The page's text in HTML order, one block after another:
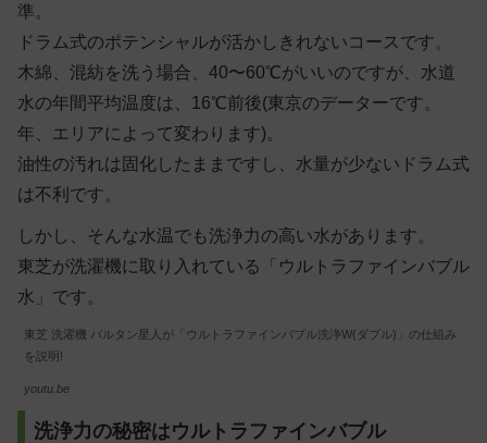
準。
ドラム式のポテンシャルが活かしきれないコースです。
木綿、混紡を洗う場合、40〜60℃がいいのですが、水道
水の年間平均温度は、16℃前後(東京のデーターです。
年、エリアによって変わります)。
油性の汚れは固化したままですし、水量が少ないドラム式
は不利です。
しかし、そんな水温でも洗浄力の高い水があります。
東芝が洗濯機に取り入れている「ウルトラファインバブル
水」です。
東芝 洗濯機 バルタン星人が「ウルトラファインバブル洗浄W(ダブル)」の仕組み
を説明!
youtu.be
洗浄力の秘密はウルトラファインバブル